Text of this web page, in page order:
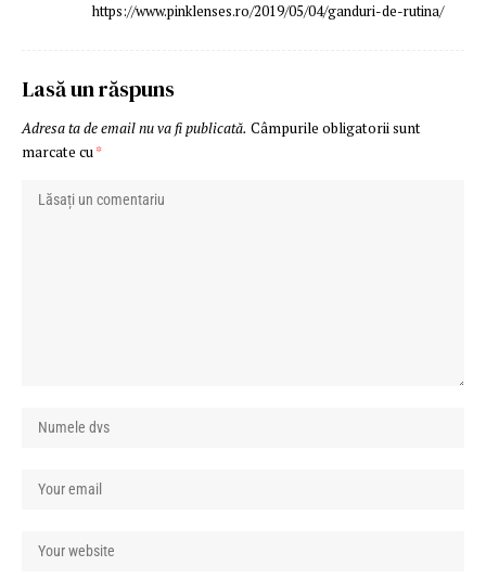
https://www.pinklenses.ro/2019/05/04/ganduri-de-rutina/
Lasă un răspuns
Adresa ta de email nu va fi publicată. Câmpurile obligatorii sunt
marcate cu*